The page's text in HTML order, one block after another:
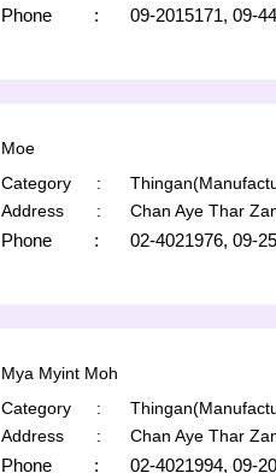
Phone : 09-2015171, 09-
Moe
Category
:
Address
: Chan Aye Thar
Phone : 02-4021976, 09-
Mya Myint Moh
Category
:
Address
: Chan Aye Thar
Phone : 02-4021994, 09-